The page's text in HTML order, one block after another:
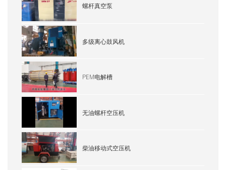
螺杆真空泵
多级离心鼓风机
PEM电解槽
无油螺杆空压机
柴油移动式空压机